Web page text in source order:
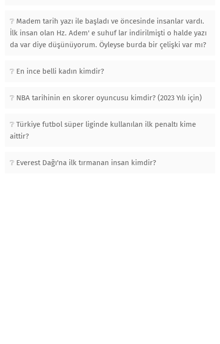
Madem tarih yazı ile başladı ve öncesinde insanlar vardı.
İlk insan olan Hz. Adem' e suhuf lar indirilmişti o halde yazı
da var diye düşünüyorum. Öyleyse burda bir çelişki var mı?
En ince belli kadın kimdir?
NBA tarihinin en skorer oyuncusu kimdir? (2023 Yılı için)
Türkiye futbol süper liginde kullanılan ilk penaltı kime
aittir?
Everest Dağı'na ilk tırmanan insan kimdir?